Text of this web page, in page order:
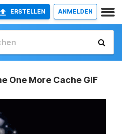
ERSTELLEN ANMELDEN
One More Cache GIF